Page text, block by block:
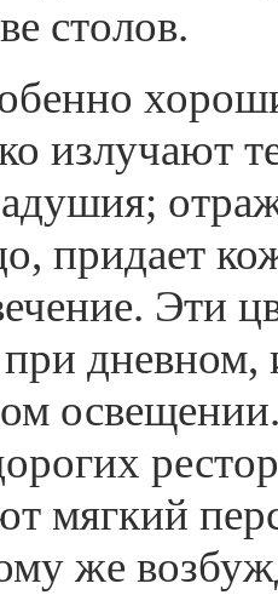
столов.
излучают
придает
Эти
при дневном,
мягкий
же